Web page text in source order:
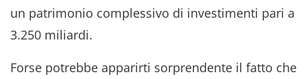
un patrimonio complessivo di investimenti pari a
3.250 miliardi.
Forse potrebbe apparirti sorprendente il fatto che